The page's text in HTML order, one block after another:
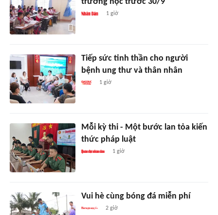
1 giờ
Tiếp sức tinh thần cho người
bệnh ung thư và thân nhân
1 giờ
Mỗi kỳ thi - Một bước lan tỏa kiến
thức pháp luật
1 giờ
Vui hè cùng bóng đá miễn phí
2 giờ